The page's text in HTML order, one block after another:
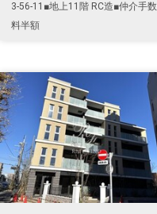
3-56-11■地上11階 RC造■仲介手数
料半額